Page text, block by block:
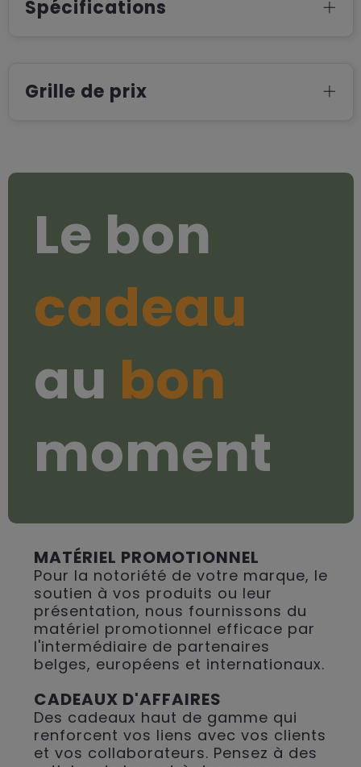
Spécifications
Grille de prix
Le bon
cadeau
au bon
moment
MATÉRIEL PROMOTIONNEL
Pour la notoriété de votre marque, le
soutien à vos produits ou leur
présentation, nous fournissons du
matériel promotionnel efficace par
l'intermédiaire de partenaires
belges, européens et internationaux.
CADEAUX D'AFFAIRES
Des cadeaux haut de gamme qui
renforcent vos liens avec vos clients
et vos collaborateurs. Pensez à des